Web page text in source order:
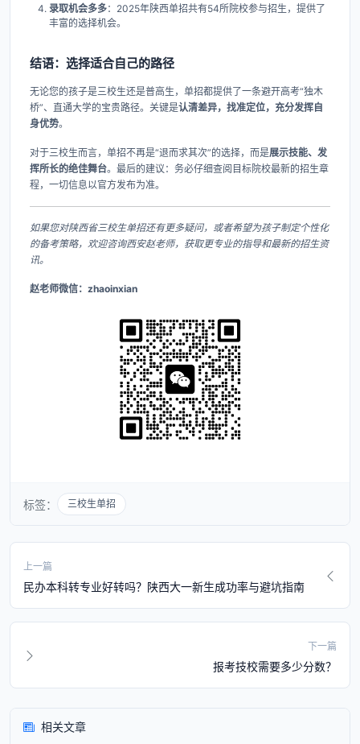
录取机会多多​：2025年陕西单招共有54所院校参与招生，提供了
丰富的选择机会。
结语：选择适合自己的路径
无论您的孩子是三校生还是普高生，单招都提供了一条避开高考“独木
桥”、直通大学的宝贵路径。关键是认清差异，找准定位，充分发挥自
身优势。
对于三校生而言，单招不再是“退而求其次”的选择，而是展示技能、发
挥所长的绝佳舞台。最后的建议：务必仔细查阅目标院校最新的招生章
程，一切信息以官方发布为准。
如果您对陕西省三校生单招还有更多疑问，或者希望为孩子制定个性化
的备考策略，欢迎咨询西安赵老师，获取更专业的指导和最新的招生资
讯。
赵老师微信：zhaoinxian
标签： 三校生单招
上一篇
民办本科转专业好转吗？陕西大一新生成功率与避坑指南
下一篇
报考技校需要多少分数？
相关文章